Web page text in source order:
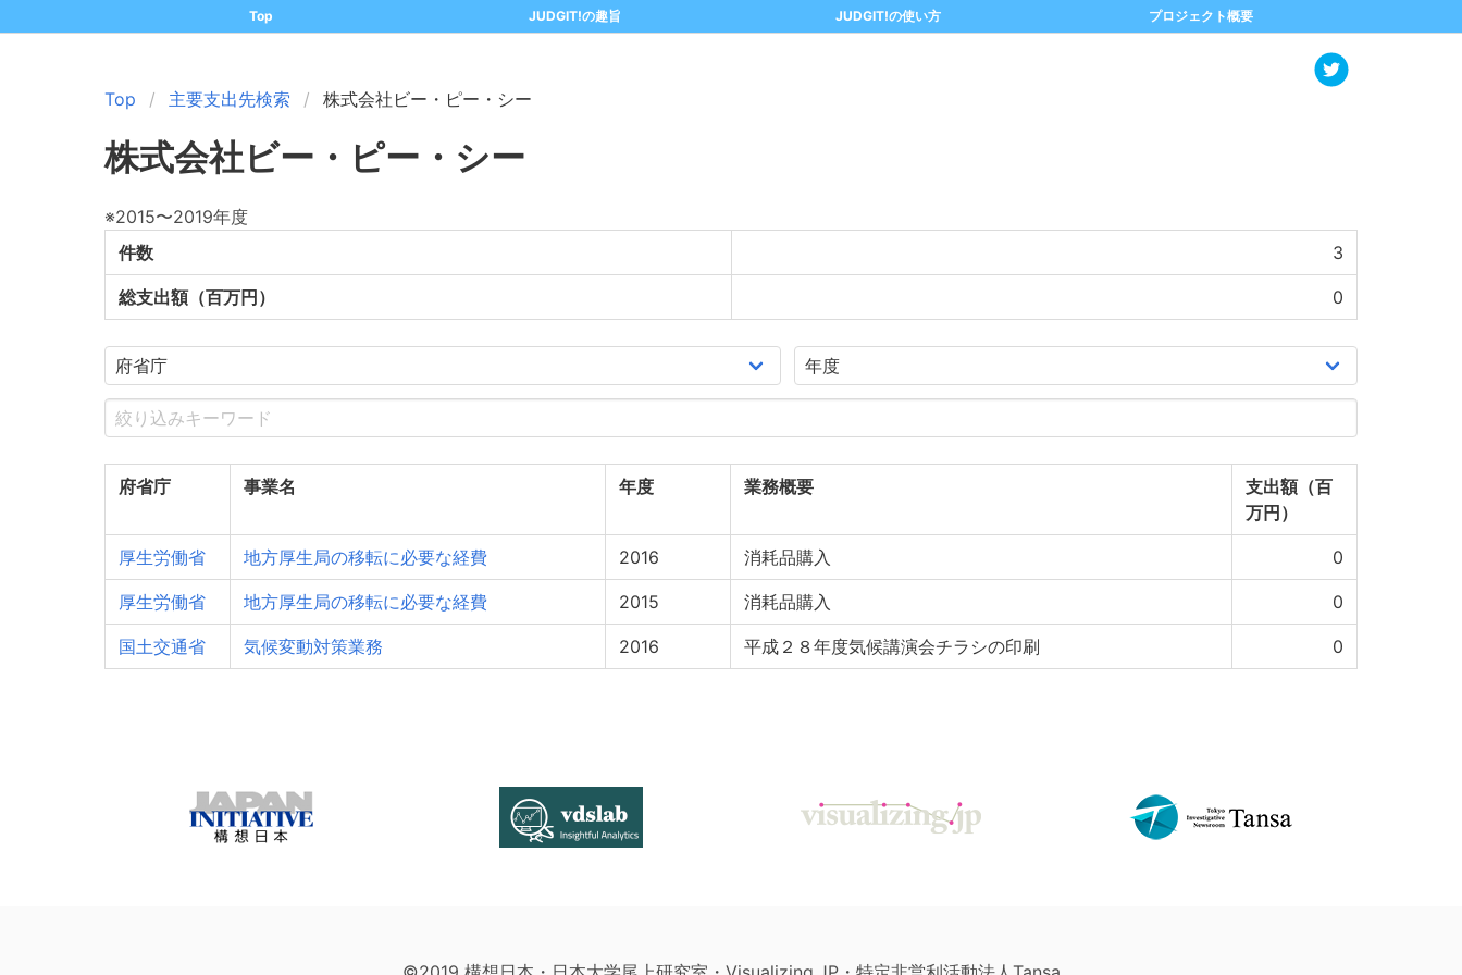
Top JUDGIT!の趣旨 JUDGIT!の使い方 プロジェクト概要
Top 主要支出先検索 株式会社ビー・ピー・シー
株式会社ビー・ピー・シー
※2015〜2019年度
件数
3
総支出額（百万円） 0
府省庁 事業名 年度 業務概要
支出額（百
万円）
厚生労働省 地方厚生局の移転に必要な経費 2016 消耗品購入 0
厚生労働省 地方厚生局の移転に必要な経費 2015 消耗品購入 0
国土交通省 気候変動対策業務 2016 平成２８年度気候講演会チラシの印刷 0